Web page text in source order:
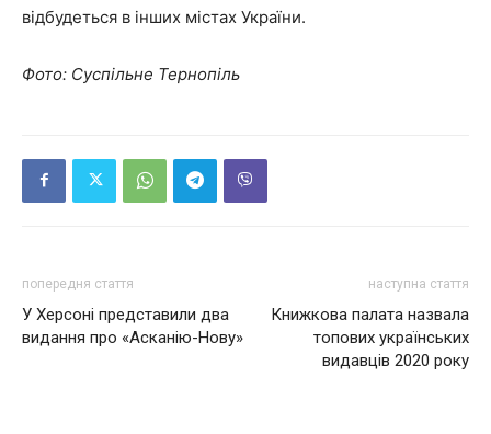
відбудеться в інших містах України.
Фото: Суспільне Тернопіль
попередня стаття
У Херсоні представили два
видання про «Асканію-Нову»
наступна стаття
Книжкова палата назвала
топових українських
видавців 2020 року